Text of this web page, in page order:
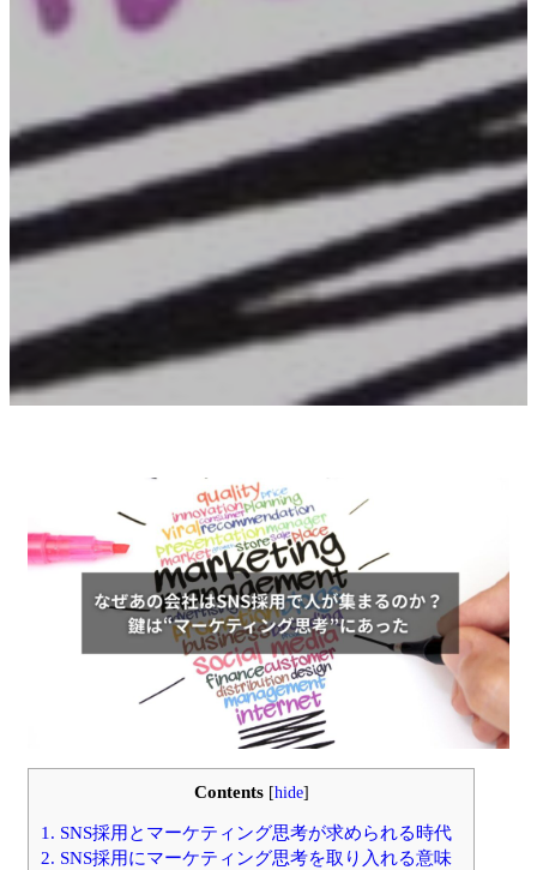
Contents [hide]
1. SNS採用とマーケティング思考が求められる時代
2. SNS採用にマーケティング思考を取り入れる意味